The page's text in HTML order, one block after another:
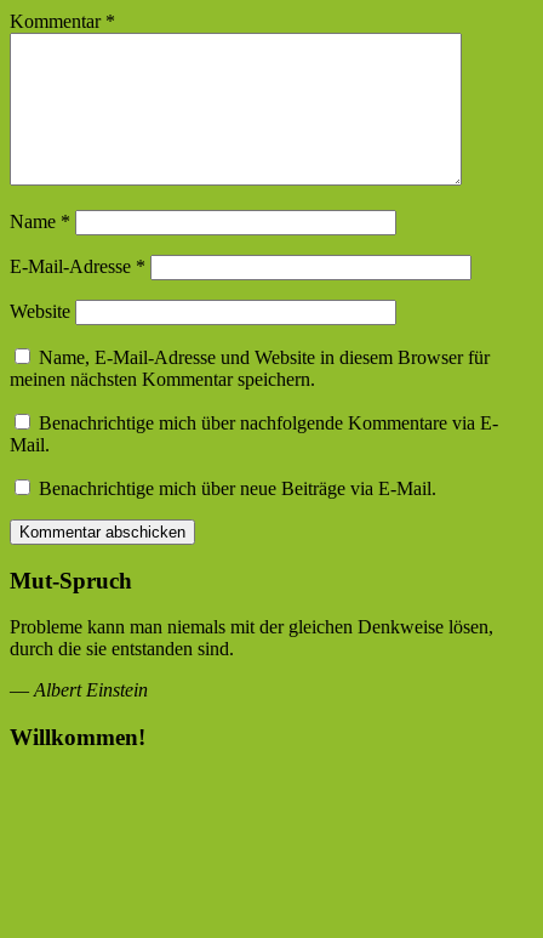
Kommentar *
Name *
E-Mail-Adresse *
Website
Name, E-Mail-Adresse und Website in diesem Browser für
meinen nächsten Kommentar speichern.
Benachrichtige mich über nachfolgende Kommentare via E-
Mail.
Benachrichtige mich über neue Beiträge via E-Mail.
Mut-Spruch
Probleme kann man niemals mit der gleichen Denkweise lösen,
durch die sie entstanden sind.
— Albert Einstein
Willkommen!